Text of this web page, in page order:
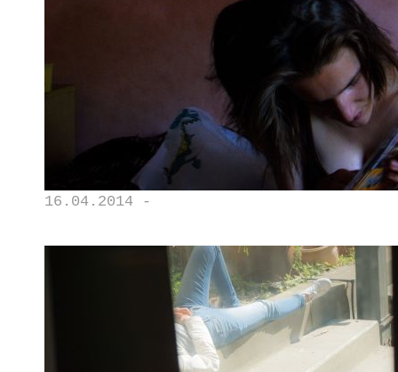
16.04.2014 -